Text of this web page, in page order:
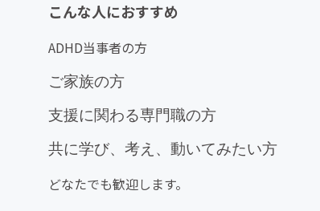
こんな人におすすめ
ADHD当事者の方
ご家族の方
支援に関わる専門職の方
共に学び、考え、動いてみたい方
どなたでも歓迎します。